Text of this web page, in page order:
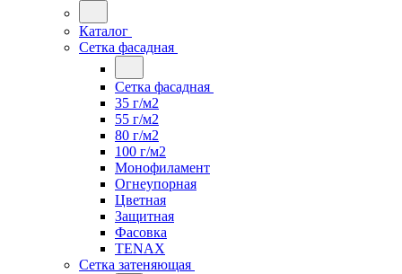
Каталог
Сетка фасадная
Сетка фасадная
35 г/м2
55 г/м2
80 г/м2
100 г/м2
Монофиламент
Огнеупорная
Цветная
Защитная
Фасовка
TENAX
Сетка затеняющая